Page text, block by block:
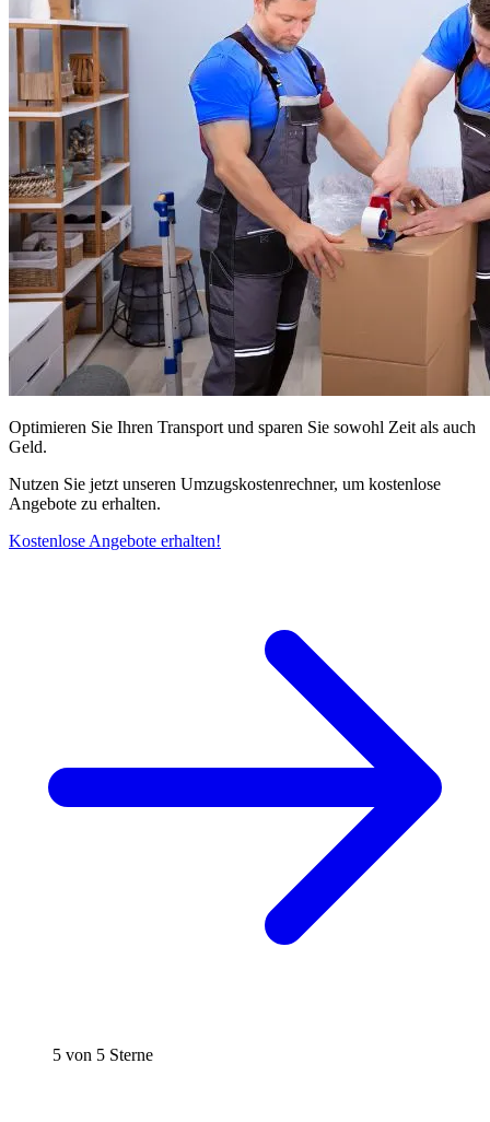
Optimieren Sie Ihren Transport und sparen Sie sowohl Zeit als auch
Geld.
Nutzen Sie jetzt unseren Umzugskostenrechner, um kostenlose
Angebote zu erhalten.
Kostenlose Angebote erhalten!
5 von 5 Sterne